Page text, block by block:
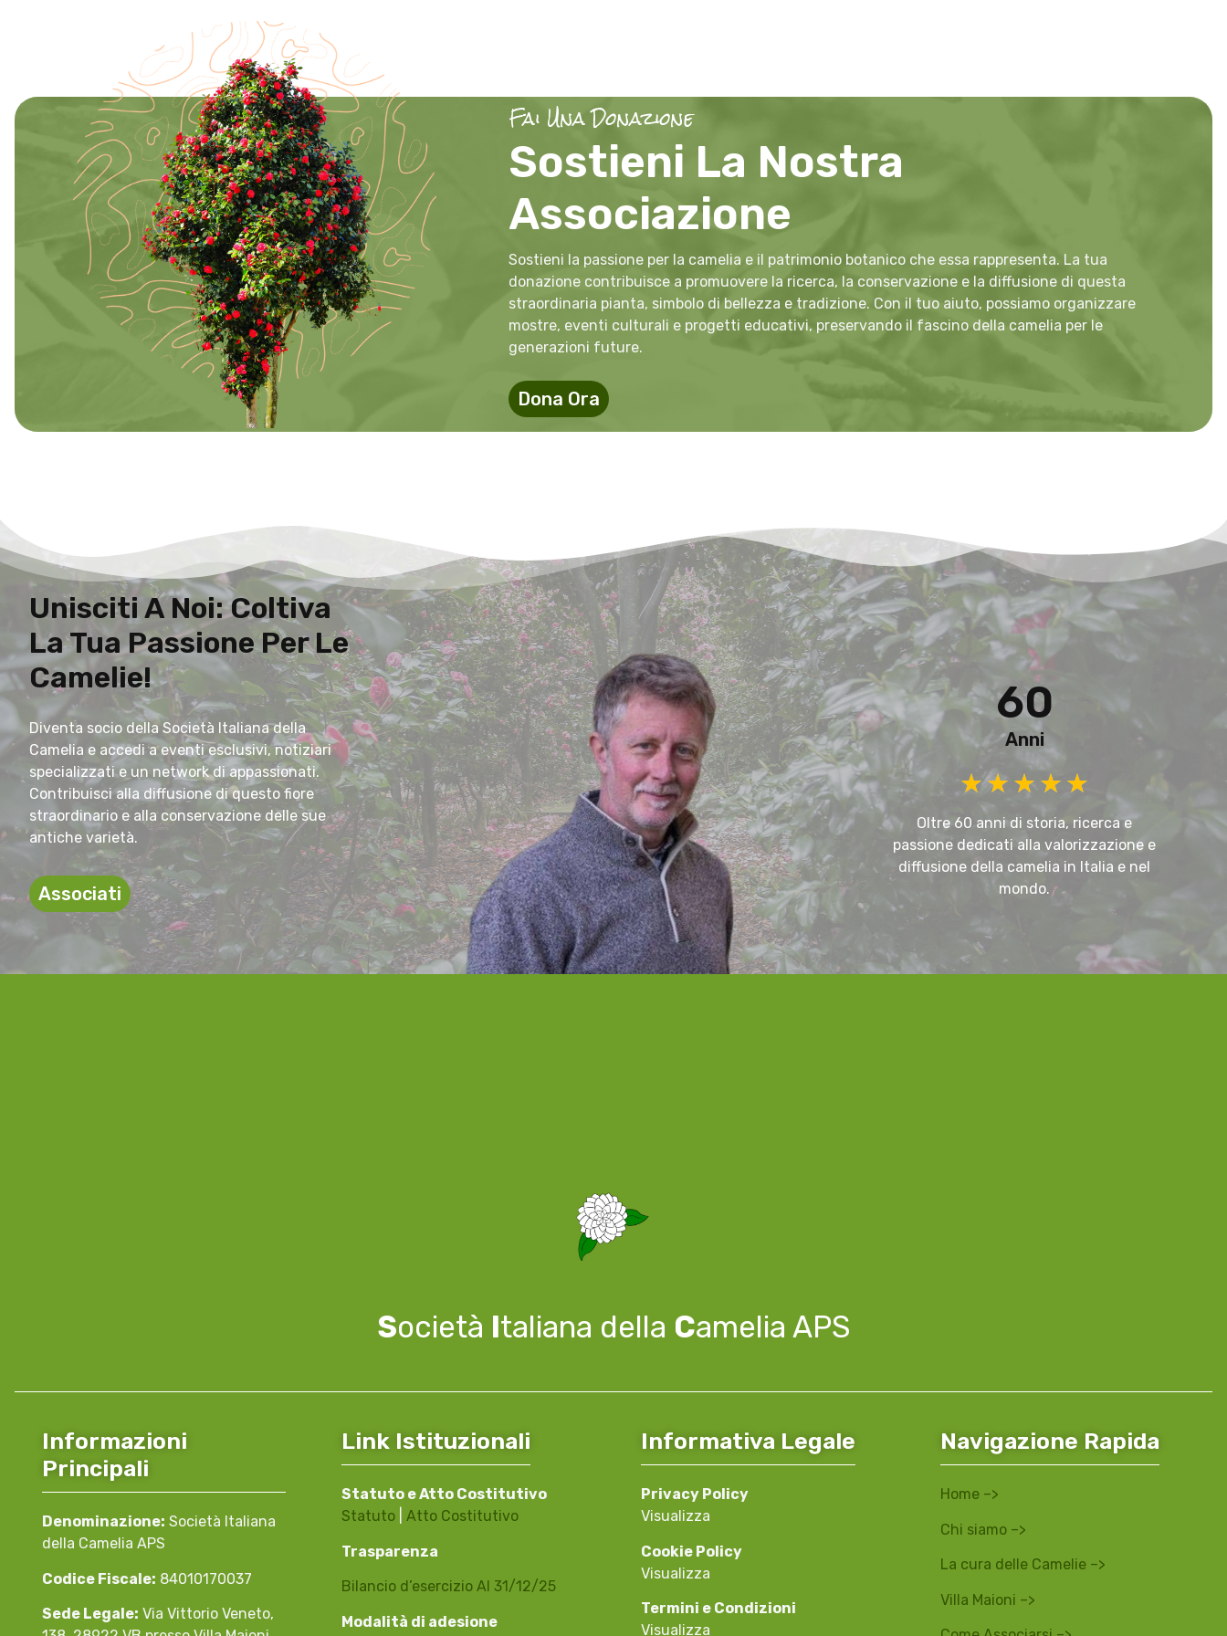
Fai Una Donazione
Sostieni La Nostra
Associazione
Sostieni la passione per la camelia e il patrimonio botanico che essa rappresenta. La tua
donazione contribuisce a promuovere la ricerca, la conservazione e la diffusione di questa
straordinaria pianta, simbolo di bellezza e tradizione. Con il tuo aiuto, possiamo organizzare
mostre, eventi culturali e progetti educativi, preservando il fascino della camelia per le
generazioni future.
Dona Ora
Unisciti A Noi: Coltiva
La Tua Passione Per Le
Camelie!
Diventa socio della Società Italiana della
Camelia e accedi a eventi esclusivi, notiziari
specializzati e un network di appassionati.
Contribuisci alla diffusione di questo fiore
straordinario e alla conservazione delle sue
antiche varietà.
Associati
60
Anni
★★ ★ ★ ★
Oltre 60 anni di storia, ricerca e
passione dedicati alla valorizzazione e
diffusione della camelia in Italia e nel
mondo.
Società Italiana della Camelia APS
Informazioni
Principali
Denominazione: Società Italiana
della Camelia APS
Codice Fiscale: 84010170037
Sede Legale: Via Vittorio Veneto,
Link Istituzionali
Statuto e Atto Costitutivo
Statuto
Atto Costitutivo
Trasparenza
Bilancio d’esercizio Al 31/12/25
Modalità di adesione
Informativa Legale
Privacy Policy
Visualizza
Cookie Policy
Visualizza
Termini e Condizioni
Visualizza
Navigazione Rapida
Home –>
Chi siamo –>
La cura delle Camelie –>
Villa Maioni –>